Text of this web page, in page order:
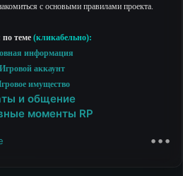
с основыми правилами проекта.
теме (кликабельно):
информация
Игровой аккаунт
имущество
и общение
моменты RP
•••